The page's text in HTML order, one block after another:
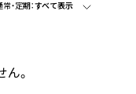
常・定期：すべて表示
。